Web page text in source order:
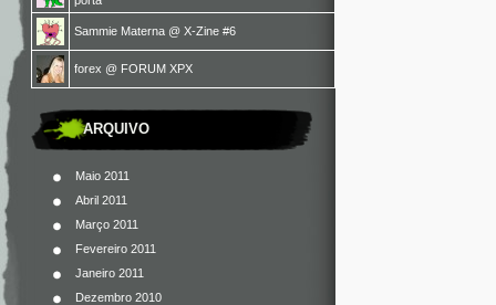
Sammie Materna @ X-Zine #6
forex @ FORUM XPX
ARQUIVO
Maio 2011
Abril 2011
Março 2011
Fevereiro 2011
Janeiro 2011
Dezembro 2010